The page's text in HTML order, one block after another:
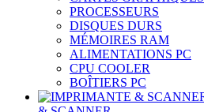
PROCESSEURS
DISQUES DURS
MÉMOIRES RAM
ALIMENTATIONS PC
CPU COOLER
BOÎTIERS PC